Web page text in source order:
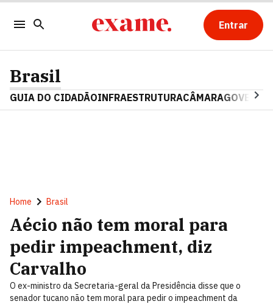
Entrar
Brasil
GUIA DO CIDADÃOINFRAESTRUTURACÂMARAGOVERNO
Home Brasil
Aécio não tem moral para
pedir impeachment, diz
Carvalho
O ex-ministro da Secretaria-geral da Presidência disse que o
senador tucano não tem moral para pedir o impeachment da